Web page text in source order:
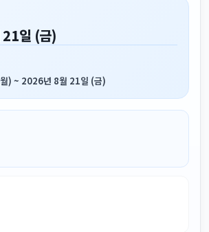
일 (금)
) ~ 2026년 8월 21일 (금)